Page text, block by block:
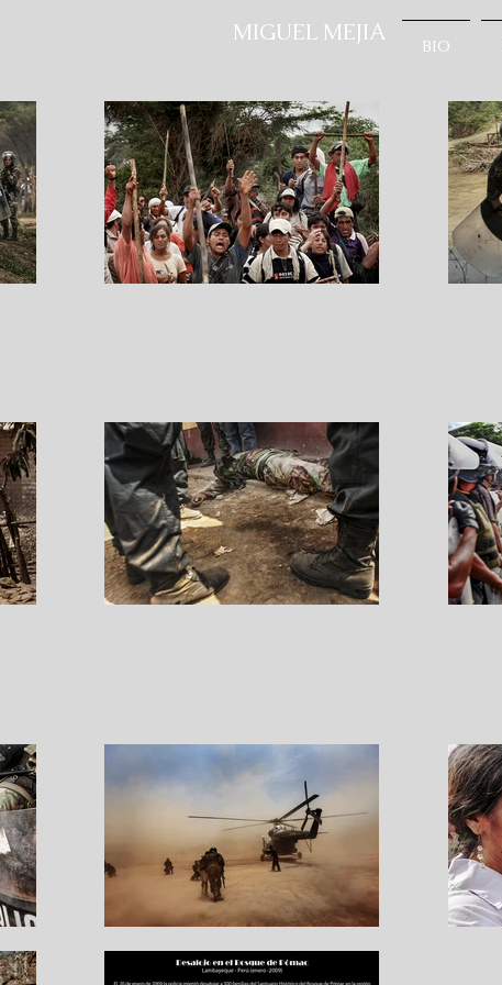
MIGUEL MEJIA BIO